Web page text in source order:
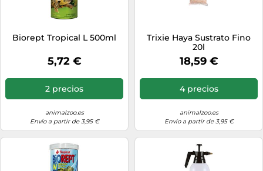
Biorept Tropical L 500ml
5,72 €
2 precios
animalzoo.es
Envío a partir de 3,95 €
Trixie Haya Sustrato Fino
20l
18,59 €
4 precios
animalzoo.es
Envío a partir de 3,95 €